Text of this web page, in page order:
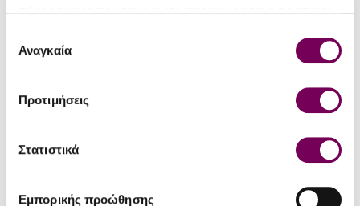
των υπηρεσιών τους.
συγκατάθεσης
Αναγκαία
Προτιμήσεις
Στατιστικά
Εμπορικής προώθησης
Dictador Distillery
Dictador Blend 10 Rhum